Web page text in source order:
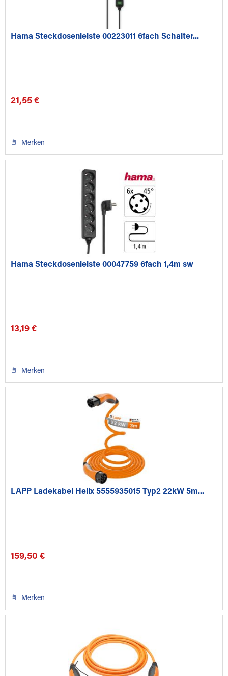
Hama Steckdosenleiste 00223011 6fach Schalter...
21,55 €
Merken
Hama Steckdosenleiste 00047759 6fach 1,4m sw
13,19 €
Merken
LAPP Ladekabel Helix 5555935015 Typ2 22kW 5m...
159,50 €
Merken